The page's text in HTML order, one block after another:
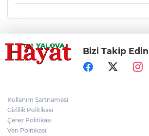
Bizi Takip
Kullanım Şartnamesi
Gizlilik Politikası
Çerez Politikası
Veri Politikası